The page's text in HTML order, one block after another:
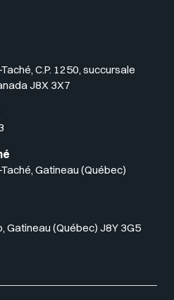
C.P. 1250, succursale
J8X 3X7
Gatineau (Québec)
Gatineau (Québec) J8Y 3G5